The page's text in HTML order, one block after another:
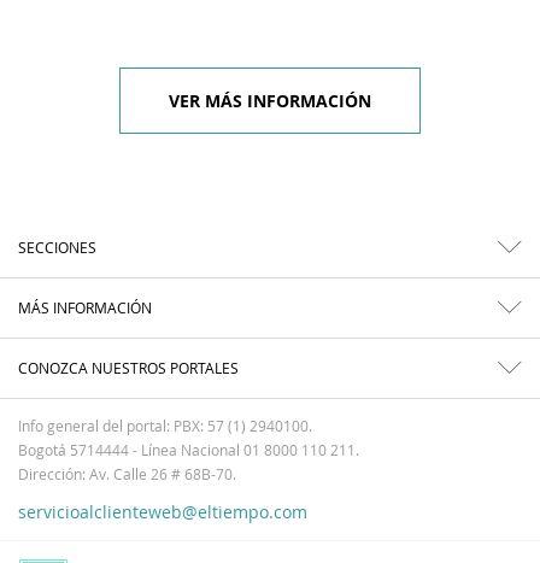
VER MÁS INFORMACIÓN
SECCIONES
MÁS INFORMACIÓN
CONOZCA NUESTROS PORTALES
Info general del portal: PBX: 57 (1) 2940100.
Bogotá 5714444 - Línea Nacional 01 8000 110 211.
Dirección: Av. Calle 26 # 68B-70.
servicioalclienteweb@eltiempo.com